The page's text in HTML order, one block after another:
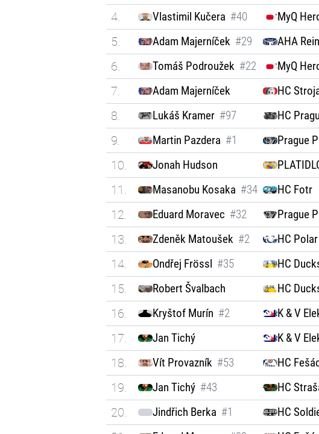
4.
Vlastimil Kučera #40 MyQ
5.
Adam Majerníček #29 AHA
6.
Tomáš Podroužek #22 MyQ
7.
Adam Majerníček HC
8.
Lukáš Kramer #97 HC
9.
Martin Pazdera #1 Prague
10.
Jonah Hudson
11.
Masanobu Kosaka #34 HC Fotr
12.
Eduard Moravec #32 Prague
13.
Zdeněk Matoušek #2 HC
14.
Ondřej Frössl #35 HC
15.
Robert Švalbach HC
16.
Kryštof Murín #2 K & V
17.
Jan Tichý K & V
18.
Vít Provazník #53 HC
19.
Jan Tichý #43 HC
20.
Jindřich Berka #1 HC